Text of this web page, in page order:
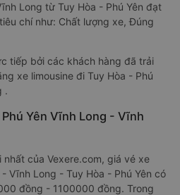
Long từ Tuy Hòa - Phú Yên đạt
chí như: Chất lượng xe, Đúng
tiếp bởi các khách hàng đã trải
xe limousine đi Tuy Hòa - Phú
.
Yên Vĩnh Long - Vĩnh
của Vexere.com, giá vé xe
Vĩnh Long - Tuy Hòa - Phú Yên có
đồng - 1100000 đồng. Trong